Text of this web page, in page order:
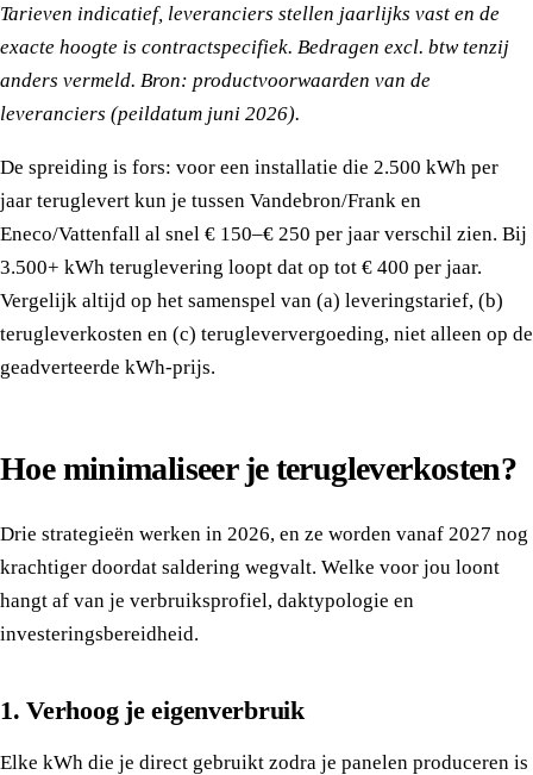
Tarieven indicatief, leveranciers stellen jaarlijks vast en de
exacte hoogte is contractspecifiek. Bedragen excl. btw tenzij
anders vermeld. Bron: productvoorwaarden van de
leveranciers (peildatum juni 2026).
De spreiding is fors: voor een installatie die 2.500 kWh per
jaar teruglevert kun je tussen Vandebron/Frank en
Eneco/Vattenfall al snel € 150–€ 250 per jaar verschil zien. Bij
3.500+ kWh teruglevering loopt dat op tot € 400 per jaar.
Vergelijk altijd op het samenspel van (a) leveringstarief, (b)
terugleverkosten en (c) terugleververgoeding, niet alleen op de
geadverteerde kWh-prijs.
Hoe minimaliseer je terugleverkosten?
Drie strategieën werken in 2026, en ze worden vanaf 2027 nog
krachtiger doordat saldering wegvalt. Welke voor jou loont
hangt af van je verbruiksprofiel, daktypologie en
investeringsbereidheid.
1. Verhoog je eigenverbruik
Elke kWh die je direct gebruikt zodra je panelen produceren is